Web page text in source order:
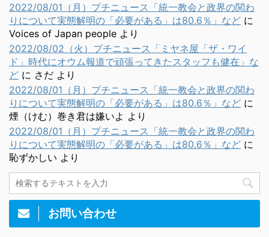
2022/08/01（月）プチニュース「統一教会と政界の関わ
りについて実態解明の「必要がある」は80.6％」など に
Voices of Japan people より
2022/08/02（火）プチニュース「ミヤネ屋「ザ・ワイ
ド」時代にオウム報道で頑張ってきたスタッフも健在」な
ど に さだ より
2022/08/01（月）プチニュース「統一教会と政界の関わ
りについて実態解明の「必要がある」は80.6％」など に
煙（けむ）巻き君は嫌いよ より
2022/08/01（月）プチニュース「統一教会と政界の関わ
りについて実態解明の「必要がある」は80.6％」など に
恥ずかしい より
お問い合わせ